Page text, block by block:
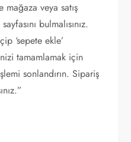
veya satış
bulmalısınız.
‘sepete ekle’
tamamlamak için
sonlandırın. Sipariş